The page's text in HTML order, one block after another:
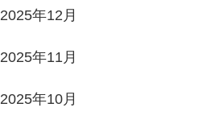
2025年12月
2025年11月
2025年10月